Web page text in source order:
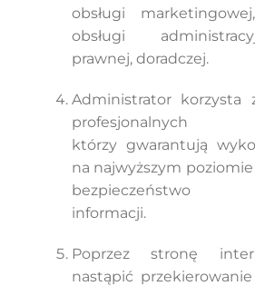
obsługi
obsługi
prawnej, doradczej.
Administrator korzysta
profesjonalnych
którzy gwarantują
na najwyższym
bezpieczeństwo
informacji.
Poprzez stronę
nastąpić